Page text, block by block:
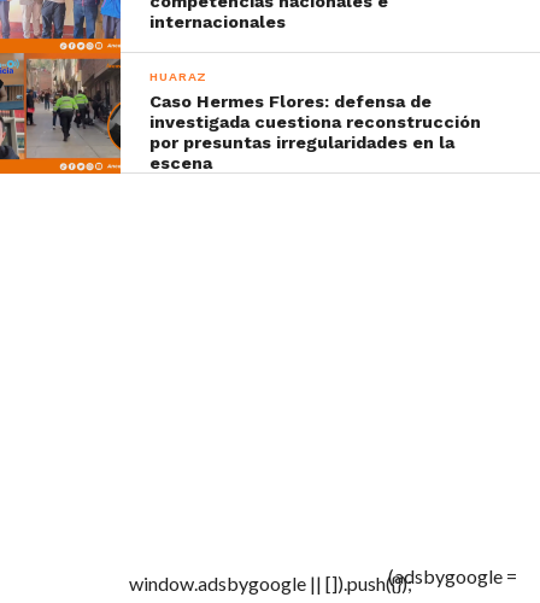
internacionales
HUARAZ
Caso Hermes Flores: defensa de
investigada cuestiona reconstrucción
por presuntas irregularidades en la
escena
(adsbygoogle =
window.adsbygoogle || []).push({});